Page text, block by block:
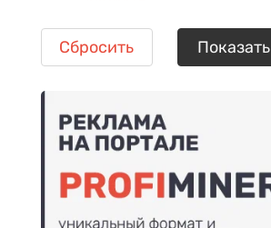
Показать
Сбросить